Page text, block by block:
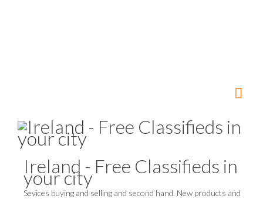
Ireland - Free Classifieds in
your city
Sevices buying and selling and second hand. New products and